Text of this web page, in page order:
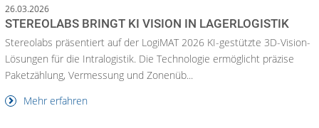
26.03.2026
STEREOLABS BRINGT KI VISION IN LAGERLOGISTIK
Stereolabs präsentiert auf der LogiMAT 2026 KI-gestützte 3D-Vision-
Lösungen für die Intralogistik. Die Technologie ermöglicht präzise
Paketzählung, Vermessung und Zonenüb...
Mehr erfahren